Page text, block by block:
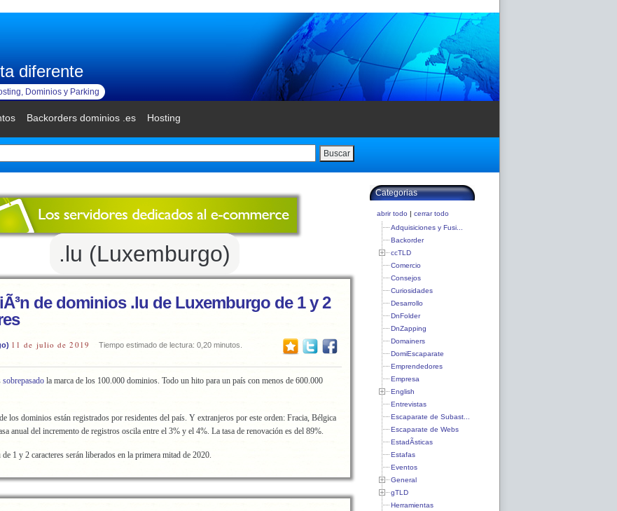
diferente
Dominios y Parking
Backorders dominios .es Hosting
Buscar
.lu (Luxemburgo)
de dominios .lu de Luxemburgo de 1 y 2
11 de julio de 2019 Tiempo estimado de lectura: 0,20 minutos.
sobrepasado la marca de los 100.000 dominios. Todo un hito para un país con menos de 600.000
los dominios están registrados por residentes del país. Y extranjeros por este orden: Fracia, Bélgica
anual del incremento de registros oscila entre el 3% y el 4%. La tasa de renovación es del 89%.
1 y 2 caracteres serán liberados en la primera mitad de 2020.
Categorias
abrir todo | cerrar todo
Adquisiciones y Fusi...
Backorder
ccTLD
Comercio
Consejos
Curiosidades
Desarrollo
DnFolder
DnZapping
Domainers
DomiEscaparate
Emprendedores
Empresa
English
Entrevistas
Escaparate de Subast...
Escaparate de Webs
EstadÃ­sticas
Estafas
Eventos
General
gTLD
Herramientas